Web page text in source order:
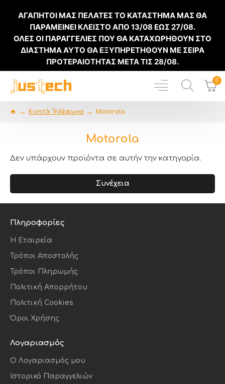
ΑΓΑΠΗΤΟΙ ΜΑΣ ΠΕΛΑΤΕΣ ΤΟ ΚΑΤΑΣΤΗΜΑ ΜΑΣ ΘΑ
ΠΑΡΑΜΕΙΝΕΙ ΚΛΕΙΣΤΟ ΑΠΟ 13/08 ΕΩΣ 27/08.
ΟΛΕΣ ΟΙ ΠΑΡΑΓΓΕΛΙΕΣ ΠΟΥ ΘΑ ΚΑΤΑΧΩΡΗΘΟΥΝ ΣΤΟ
ΔΙΑΣΤΗΜΑ ΑΥΤΟ ΘΑ ΕΞΥΠΗΡΕΤΗΘΟΥΝ ΜΕ ΣΕΙΡΑ
ΠΡΟΤΕΡΑΙΟΤΗΤΑΣ ΜΕΤΑ ΤΙΣ 28/08.
0
Κινητά Τηλέφωνα Motorola
Motorola
Δεν υπάρχουν προϊόντα σε αυτήν την κατηγορία.
Συνέχεια
Πληροφορίες
Η Εταιρεία
Τρόποι Αποστολής
Τρόποι Πληρωμής
Πολιτική Απορρήτου
Πολιτική Cookies
Όροι Χρήσης
Λογαριασμός
O Λογαριασμός μου
Ιστορικό Παραγγελιών